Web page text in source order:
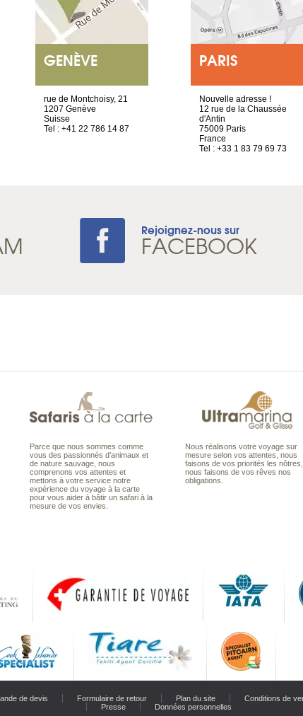
GENÈVE
rue de Montchoisy, 21
1207 Genève
Suisse
Tel : +41 22 786 14 87
PARIS
Nouvelle adresse !
12 rue de la Chaussée
d'Antin
75009 Paris
France
Tel : +33 1 83 79 69 73
Rejoignez-nous sur
FACEBOOK
Parce que nous sommes comme
vous des passionnés d’animaux et
de nature sauvage, nous
comprenons vos attentes et
mettons à votre service notre
expérience du voyage à la carte
pour vous aider à bâtir un safari à la
mesure de vos envies.
Nous réalisons votre voyage sur
mesure selon vos attentes, nous
faisons de vos priorités les nôtres,
nous faisons de vos rêves nos
obligations.
de devis Formulaire de retour Plan du site Conditions de
Presse
Données personnelles